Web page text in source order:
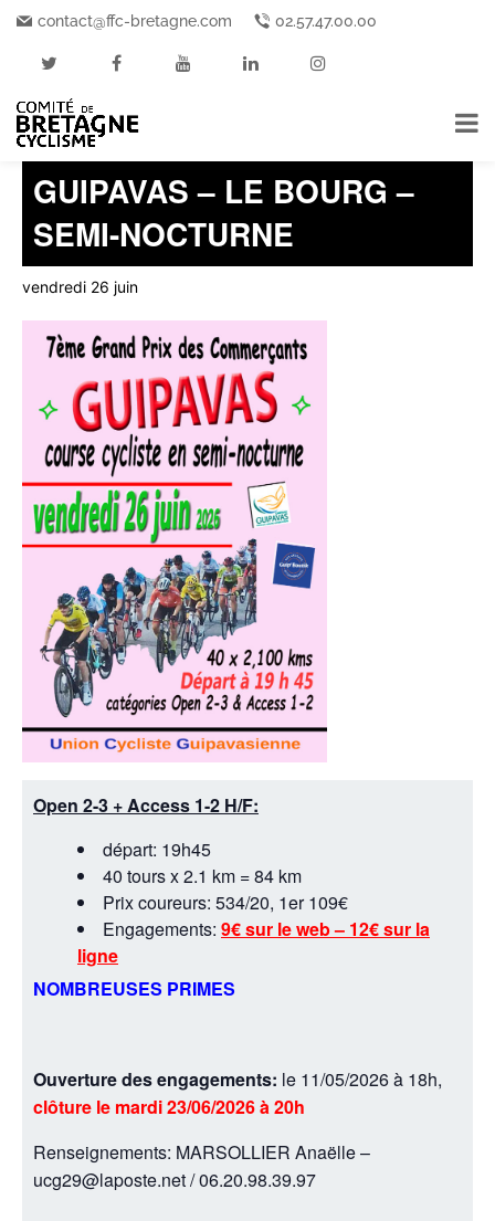
contact@ffc-bretagne.com 02.57.47.00.00
« Tous les Événements
Cet événement est passé.
GUIPAVAS – LE BOURG –
SEMI-NOCTURNE
vendredi 26 juin
Open 2-3 + Access 1-2 H/F:
départ: 19h45
40 tours x 2.1 km = 84 km
Prix coureurs: 534/20, 1er 109€
Engagements: 9€ sur le web – 12€ sur la
ligne
NOMBREUSES PRIMES
Ouverture des engagements: le 11/05/2026 à 18h,
clôture le mardi 23/06/2026 à 20h
Renseignements: MARSOLLIER Anaëlle –
ucg29@laposte.net / 06.20.98.39.97